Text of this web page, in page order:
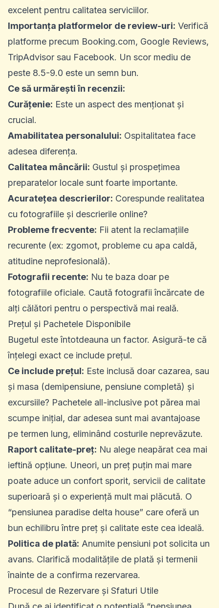
excelent pentru calitatea serviciilor.
Importanța platformelor de review-uri: Verifică
platforme precum Booking.com, Google Reviews,
TripAdvisor sau Facebook. Un scor mediu de
peste 8.5-9.0 este un semn bun.
Ce să urmărești în recenzii:
Curățenie: Este un aspect des menționat și
crucial.
Amabilitatea personalului: Ospitalitatea face
adesea diferența.
Calitatea mâncării: Gustul și prospețimea
preparatelor locale sunt foarte importante.
Acuratețea descrierilor: Corespunde realitatea
cu fotografiile și descrierile online?
Probleme frecvente: Fii atent la reclamațiile
recurente (ex: zgomot, probleme cu apa caldă,
atitudine neprofesională).
Fotografii recente: Nu te baza doar pe
fotografiile oficiale. Caută fotografii încărcate de
alți călători pentru o perspectivă mai reală.
Prețul și Pachetele Disponibile
Bugetul este întotdeauna un factor. Asigură-te că
înțelegi exact ce include prețul.
Ce include prețul: Este inclusă doar cazarea, sau
și masa (demipensiune, pensiune completă) și
excursiile? Pachetele all-inclusive pot părea mai
scumpe inițial, dar adesea sunt mai avantajoase
pe termen lung, eliminând costurile neprevăzute.
Raport calitate-preț: Nu alege neapărat cea mai
ieftină opțiune. Uneori, un preț puțin mai mare
poate aduce un confort sporit, servicii de calitate
superioară și o experiență mult mai plăcută. O
“pensiunea paradise delta house” care oferă un
bun echilibru între preț și calitate este cea ideală.
Politica de plată: Anumite pensiuni pot solicita un
avans. Clarifică modalitățile de plată și termenii
înainte de a confirma rezervarea.
Procesul de Rezervare și Sfaturi Utile